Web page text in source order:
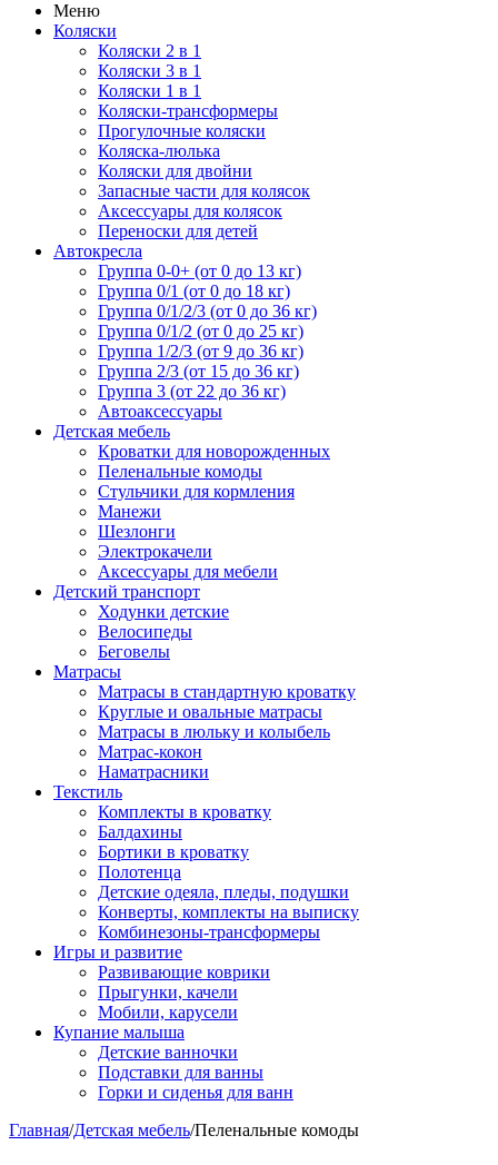
Меню
Коляски
Коляски 2 в 1
Коляски 3 в 1
Коляски 1 в 1
Коляски-трансформеры
Прогулочные коляски
Коляска-люлька
Коляски для двойни
Запасные части для колясок
Аксессуары для колясок
Переноски для детей
Автокресла
Группа 0-0+ (от 0 до 13 кг)
Группа 0/1 (от 0 до 18 кг)
Группа 0/1/2/3 (от 0 до 36 кг)
Группа 0/1/2 (от 0 до 25 кг)
Группа 1/2/3 (от 9 до 36 кг)
Группа 2/3 (от 15 до 36 кг)
Группа 3 (от 22 до 36 кг)
Автоаксессуары
Детская мебель
Кроватки для новорожденных
Пеленальные комоды
Стульчики для кормления
Манежи
Шезлонги
Электрокачели
Аксессуары для мебели
Детский транспорт
Ходунки детские
Велосипеды
Беговелы
Матрасы
Матрасы в стандартную кроватку
Круглые и овальные матрасы
Матрасы в люльку и колыбель
Матрас-кокон
Наматрасники
Текстиль
Комплекты в кроватку
Балдахины
Бортики в кроватку
Полотенца
Детские одеяла, пледы, подушки
Конверты, комплекты на выписку
Комбинезоны-трансформеры
Игры и развитие
Развивающие коврики
Прыгунки, качели
Мобили, карусели
Купание малыша
Детские ванночки
Подставки для ванны
Горки и сиденья для ванн
Главная/Детская мебель/Пеленальные комоды